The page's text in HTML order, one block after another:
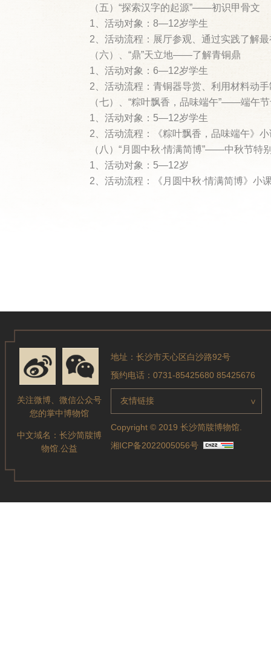
（五）“探索汉字的起源”——初识甲骨文
1、活动对象：8—12岁学生
2、活动流程：展厅参观、通过实践了解
（六）、“鼎”天立地——了解青铜鼎
1、活动对象：6—12岁学生
2、活动流程：青铜器导赏、利用材料动手
（七）、“粽叶飘香，品味端午”——端午
1、活动对象：5—12岁学生
2、活动流程：《粽叶飘香，品味端午》
（八）“月圆中秋·情满简博”——中秋节特
1、活动对象：5—12岁
2、活动流程：《月圆中秋·情满简博》小
关注微博、微信公众号
您的掌中博物馆
中文域名： 长沙简牍博
物馆.公益
地址：长沙市天心区白沙路92号
预约电话：0731-85425680 85425676
友情链接 >
Copyright © 2019 长沙简牍博物馆.
湘ICP备2022005056号